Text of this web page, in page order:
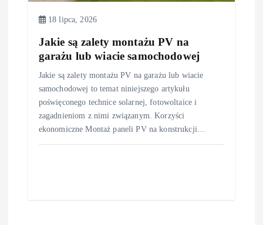
18 lipca, 2026
Jakie są zalety montażu PV na
garażu lub wiacie samochodowej
Jakie są zalety montażu PV na garażu lub wiacie
samochodowej to temat niniejszego artykułu
poświęconego technice solarnej, fotowoltaice i
zagadnieniom z nimi związanym. Korzyści
ekonomiczne Montaż paneli PV na konstrukcji…